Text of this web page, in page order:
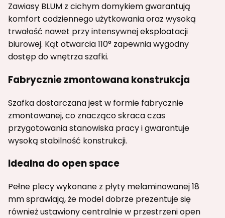
Zawiasy BLUM z cichym domykiem gwarantują
komfort codziennego użytkowania oraz wysoką
trwałość nawet przy intensywnej eksploatacji
biurowej. Kąt otwarcia 110° zapewnia wygodny
dostęp do wnętrza szafki.
Fabrycznie zmontowana konstrukcja
Szafka dostarczana jest w formie fabrycznie
zmontowanej, co znacząco skraca czas
przygotowania stanowiska pracy i gwarantuje
wysoką stabilność konstrukcji.
Idealna do open space
Pełne plecy wykonane z płyty melaminowanej 18
mm sprawiają, że model dobrze prezentuje się
również ustawiony centralnie w przestrzeni open